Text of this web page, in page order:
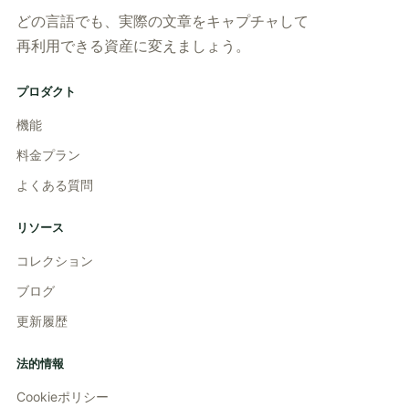
どの言語でも、実際の文章をキャプチャして
再利用できる資産に変えましょう。
プロダクト
機能
料金プラン
よくある質問
リソース
コレクション
ブログ
更新履歴
法的情報
Cookieポリシー